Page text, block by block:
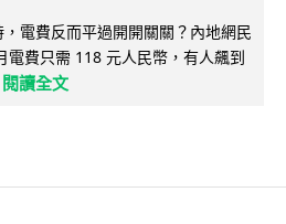
電費反而平過開開關關？內地網民
電費只需 118 元人民幣，有人飆到
閱讀全文